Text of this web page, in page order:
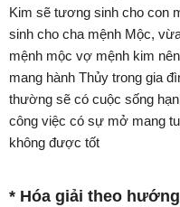
Kim sẽ tương sinh cho con
sinh cho cha mệnh Mộc,
mệnh mộc vợ mệnh kim
mang hành Thủy trong gia
thường sẽ có cuộc sống
công việc có sự mở mang
không được tốt
* Hóa giải theo